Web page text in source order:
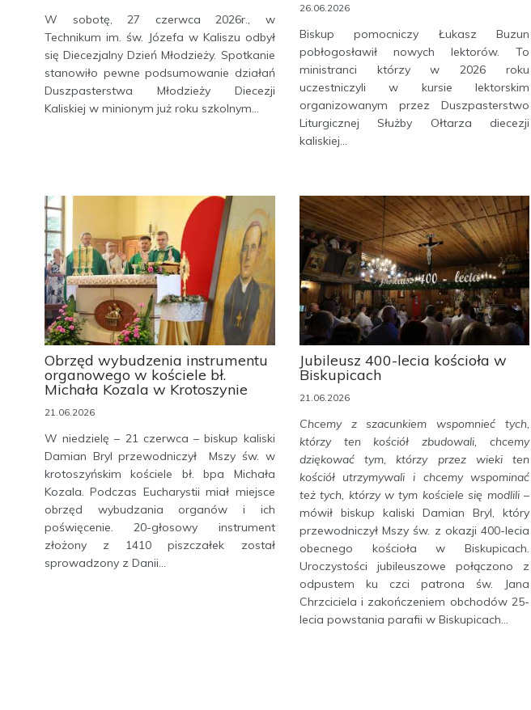
W sobotę, 27 czerwca 2026r., w
Technikum im. św. Józefa w Kaliszu odbył
się Diecezjalny Dzień Młodzieży. Spotkanie
stanowiło pewne podsumowanie działań
Duszpasterstwa Młodzieży Diecezji
Kaliskiej w minionym już roku szkolnym...
26.06.2026
Biskup pomocniczy Łukasz Buzun
pobłogosławił nowych lektorów. To
ministranci którzy w 2026 roku
uczestniczyli w kursie lektorskim
organizowanym przez Duszpasterstwo
Liturgicznej Służby Ołtarza diecezji
kaliskiej...
Obrzęd wybudzenia instrumentu
organowego w kościele bł.
Michała Kozala w Krotoszynie
21.06.2026
W niedzielę – 21 czerwca – biskup kaliski
Damian Bryl przewodniczył Mszy św. w
krotoszyńskim kościele bł. bpa Michała
Kozala. Podczas Eucharystii miał miejsce
obrzęd wybudzania organów i ich
poświęcenie. 20-głosowy instrument
złożony z 1410 piszczałek został
sprowadzony z Danii...
Jubileusz 400-lecia kościoła w
Biskupicach
21.06.2026
Chcemy z szacunkiem wspomnieć tych,
którzy ten kościół zbudowali, chcemy
dziękować tym, którzy przez wieki ten
kościół utrzymywali i chcemy wspominać
też tych, którzy w tym kościele się modlili–
mówił biskup kaliski Damian Bryl, który
przewodniczył Mszy św. z okazji 400-lecia
obecnego kościoła w Biskupicach.
Uroczystości jubileuszowe połączono z
odpustem ku czci patrona św. Jana
Chrzciciela i zakończeniem obchodów 25-
lecia powstania parafii w Biskupicach...